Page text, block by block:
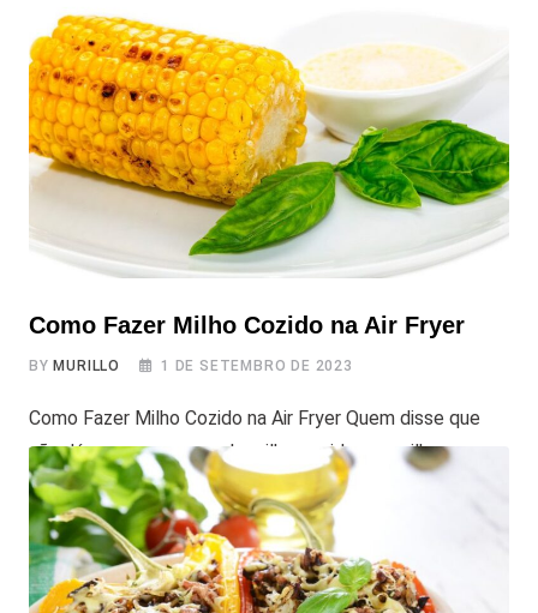
naquela situação em que bate a fome, você olha para a
sua air fryer, mas não faz ideia do que preparar para
comer sem ter muito trabalho? Acontece com todo
mundo, não é mesmo? É aí que entra o nosso
Como Fazer Milho Cozido na Air Fryer
BY MURILLO 1 DE SETEMBRO DE 2023
Como Fazer Milho Cozido na Air Fryer Quem disse que
não dá para comer aquele milho cozido maravilhoso o
ano todo? Não e só nas festas juninas ou na praia, não!
Preparar milho cozido na Air Fryer é super fácil e rápido,
e o resultado fica uma delícia. São apenas alguns passos
simples, e você